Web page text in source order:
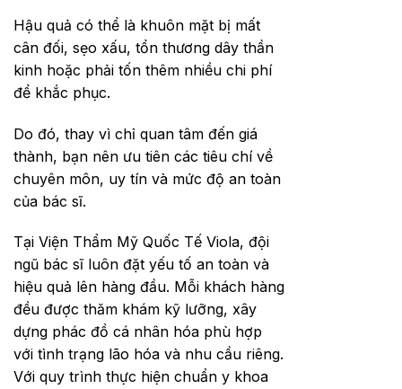
Hậu quả có thể là khuôn mặt bị mất
cân đối, sẹo xấu, tổn thương dây thần
kinh hoặc phải tốn thêm nhiều chi phí
để khắc phục.
Do đó, thay vì chỉ quan tâm đến giá
thành, bạn nên ưu tiên các tiêu chí về
chuyên môn, uy tín và mức độ an toàn
của bác sĩ.
Tại Viện Thẩm Mỹ Quốc Tế Viola, đội
ngũ bác sĩ luôn đặt yếu tố an toàn và
hiệu quả lên hàng đầu. Mỗi khách hàng
đều được thăm khám kỹ lưỡng, xây
dựng phác đồ cá nhân hóa phù hợp
với tình trạng lão hóa và nhu cầu riêng.
Với quy trình thực hiện chuẩn y khoa